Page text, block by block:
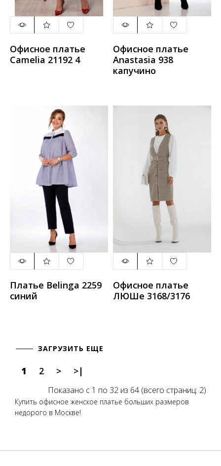
Офисное платье
Camelia 21192 4
Офисное платье
Anastasia 938
капучино
Платье Belinga 2259
синий
Офисное платье
ЛЮШе 3168/3176
ЗАГРУЗИТЬ ЕЩЕ
1 2 > >|
Показано с 1 по 32 из 64 (всего страниц: 2)
Купить офисное женское платье больших размеров
недорого в Москве!